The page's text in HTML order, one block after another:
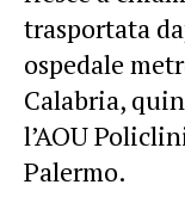
trasportata
ospedale
Calabria,
l’AOU
Palermo.